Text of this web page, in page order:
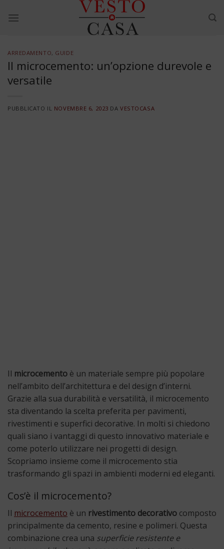
ARREDAMENTO, GUIDE
Il microcemento: un’opzione durevole e
versatile
PUBBLICATO IL NOVEMBRE 6, 2023 DAVESTOCASA
Il microcemento è un materiale sempre più popolare
nell’ambito dell’architettura e del design d’interni.
Grazie alla sua durabilità e versatilità, il microcemento
sta diventando la scelta preferita per pavimenti,
rivestimenti e superfici decorative. In molti si chiedono
quali siano i vantaggi di questo innovativo materiale e
come poterlo utilizzare nei progetti di design.
Scopriamo insieme come il microcemento stia
trasformando gli spazi in ambienti moderni ed eleganti.
Cos’è il microcemento?
Il microcemento è un rivestimento decorativo composto
principalmente da cemento, resine e polimeri. Questa
combinazione crea una superficie resistente e